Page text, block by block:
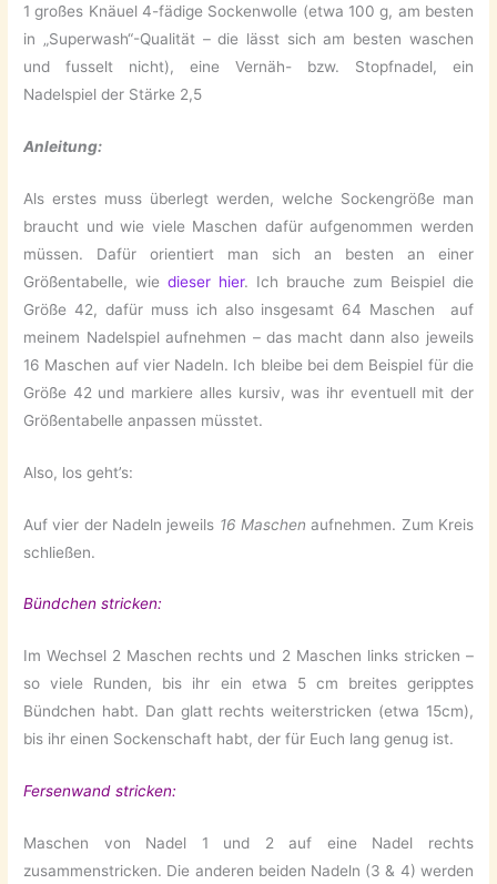
1 großes Knäuel 4-fädige Sockenwolle (etwa 100 g, am besten
in „Superwash“-Qualität – die lässt sich am besten waschen
und fusselt nicht), eine Vernäh- bzw. Stopfnadel, ein
Nadelspiel der Stärke 2,5
Anleitung:
Als erstes muss überlegt werden, welche Sockengröße man
braucht und wie viele Maschen dafür aufgenommen werden
müssen. Dafür orientiert man sich an besten an einer
Größentabelle, wiedieser hier. Ich brauche zum Beispiel die
Größe 42, dafür muss ich also insgesamt 64 Maschen auf
meinem Nadelspiel aufnehmen – das macht dann also jeweils
16 Maschen auf vier Nadeln. Ich bleibe bei dem Beispiel für die
Größe 42 und markiere alles kursiv, was ihr eventuell mit der
Größentabelle anpassen müsstet.
Also, los geht’s:
Auf vier der Nadeln jeweils 16 Maschen aufnehmen. Zum Kreis
schließen.
Bündchen stricken:
Im Wechsel 2 Maschen rechts und 2 Maschen links stricken –
so viele Runden, bis ihr ein etwa 5 cm breites geripptes
Bündchen habt. Dan glatt rechts weiterstricken (etwa 15cm),
bis ihr einen Sockenschaft habt, der für Euch lang genug ist.
Fersenwand stricken:
Maschen von Nadel 1 und 2 auf eine Nadel rechts
zusammenstricken. Die anderen beiden Nadeln (3 & 4) werden